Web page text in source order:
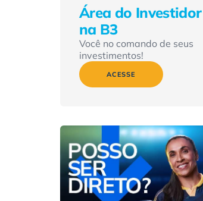
Área do Investidor
na B3
Você no comando de seus
investimentos!
ACESSE